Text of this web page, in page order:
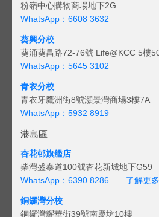
粉嶺中心購物商場地下2G
WhatsApp：6608 3632
葵興分校
葵涌葵昌路72-76號 Life@KCC 5樓
WhatsApp：5645 3102
青衣分校
青衣牙鷹洲街8號灝景灣商場3樓7A
WhatsApp：5932 8919
港島區
杏花邨旗艦店
柴灣盛泰道100號杏花新城地下G59
WhatsApp：6390 8286
了解更
銅鑼灣分校
銅鑼灣耀華街39號南慶坊10樓